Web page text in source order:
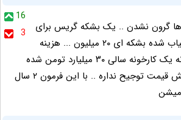
16
3
ها گرون نشدن .. یک بشکه گریس برای
چرخ دنده کوره یا آسیاب شده بشکه ای ۲۰ میلیون ... هزینه
تعمیرات اساسی سالانه یک کارخونه سالی ۳۰ میلیارد تومن شده
اون وقت میگن افزایش قیمت توجیح نداره .. با این فرمون ۲ سال